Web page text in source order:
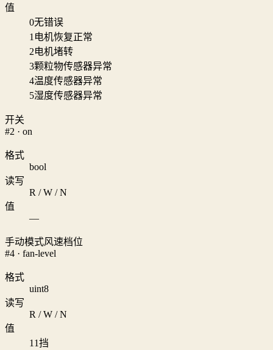
值
0无错误
1 电机恢复正常
2电机堵转
3颗粒物传感器异常
4温度传感器异常
5湿度传感器异常
开关
#2 · on
格式
bool
读写
R / W / N
值
—
手动模式风速档位
#4 · fan-level
格式
uint8
读写
R / W / N
值
1 1挡